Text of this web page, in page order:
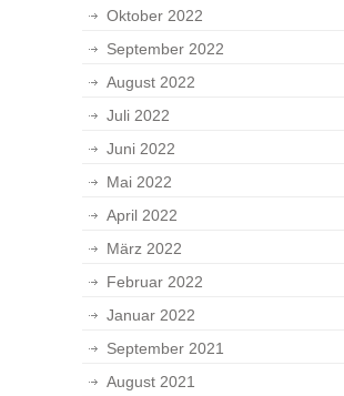
Oktober 2022
September 2022
August 2022
Juli 2022
Juni 2022
Mai 2022
April 2022
März 2022
Februar 2022
Januar 2022
September 2021
August 2021